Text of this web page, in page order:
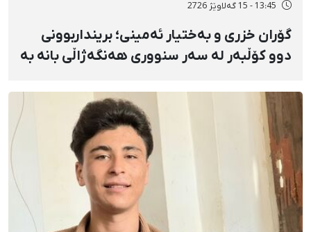
13:45 - 15 گەلاوێژ 2726
گۆران خزری و بەختیار ئەمینی؛ برینداربوونی
دوو کۆڵبەر لە سەر سنووری هەنگەژاڵی بانه بە
تەقینەوەی مین